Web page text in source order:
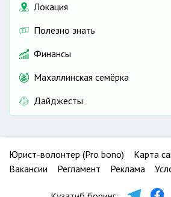
Локация
Полезно знать
Финансы
Махаллинская семёрка
Дайджесты
Юрист-волонтер (Pro bono) Карта
Вакансии
Регламент Реклама